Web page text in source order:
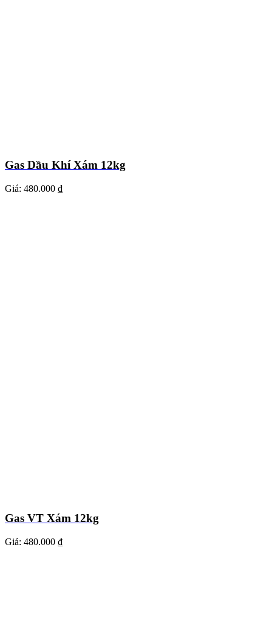
Gas Dầu Khí Xám 12kg
Giá: 480.000 ₫
Gas VT Xám 12kg
Giá: 480.000 ₫